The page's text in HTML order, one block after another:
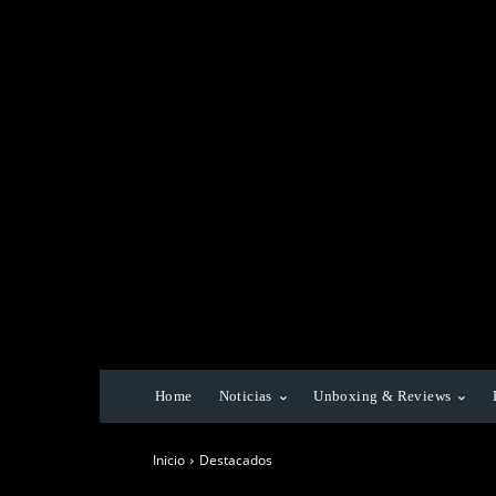
Home Noticias Unboxing & Reviews
Inicio Destacados